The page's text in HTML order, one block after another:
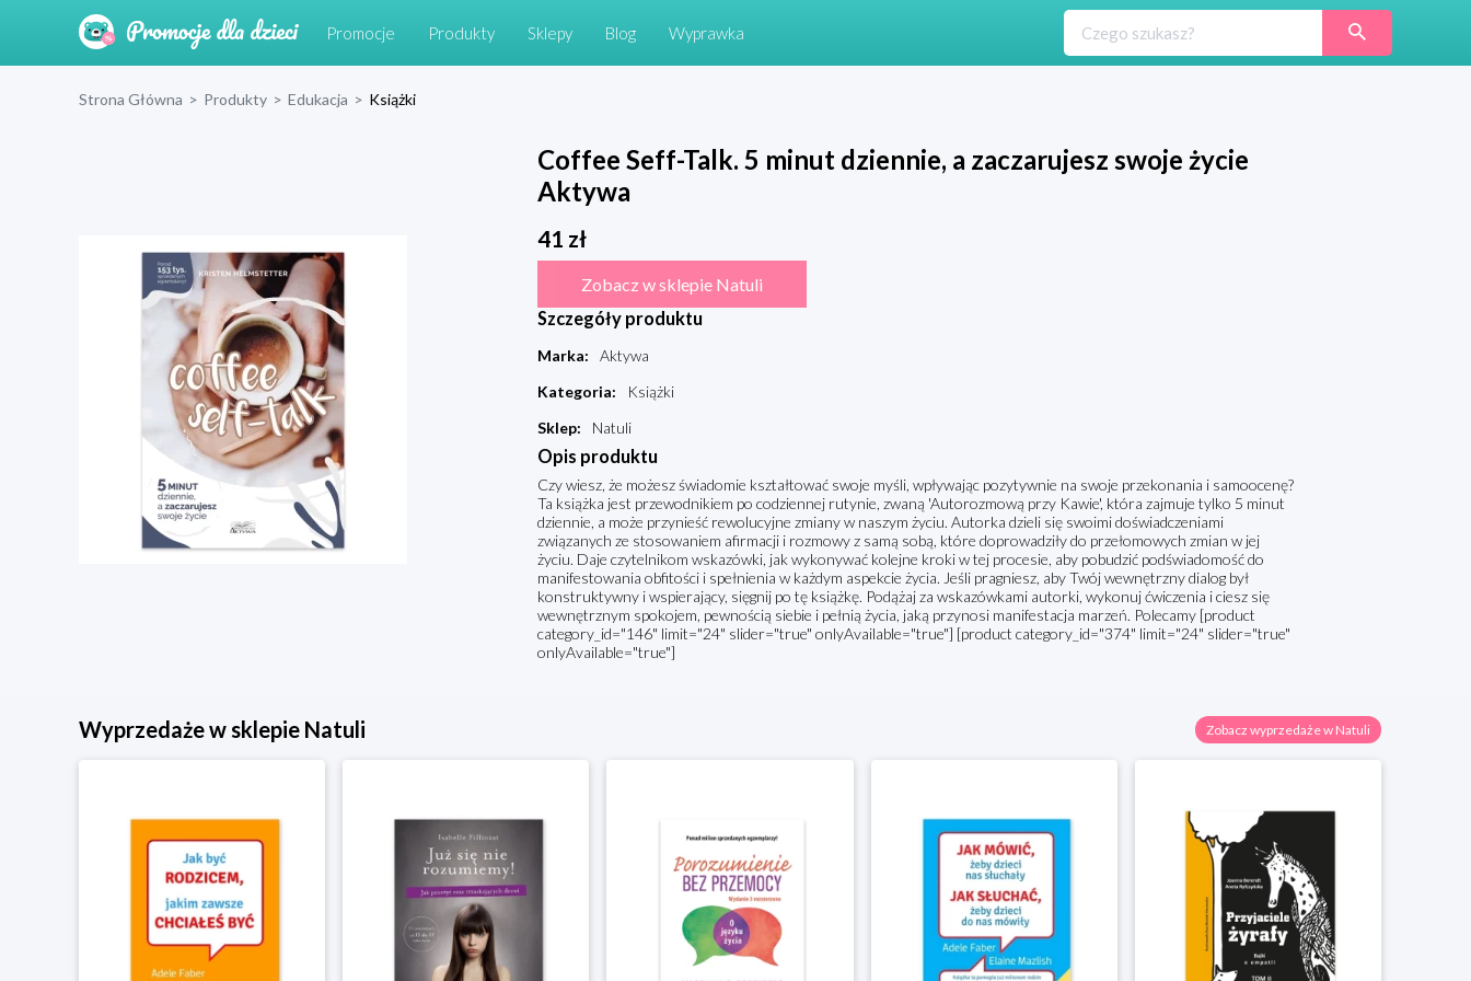
Promocje Produkty Sklepy Blog Wyprawka
Strona Główna > Produkty > Edukacja > Książki
Coffee Seff-Talk. 5 minut dziennie, a zaczarujesz swoje życie
Aktywa
41 zł
Zobacz w sklepie Natuli
Szczegóły produktu
Marka:
Aktywa
Kategoria:
Książki
Sklep: Natuli
Opis produktu
Czy wiesz, że możesz świadomie kształtować swoje myśli, wpływając pozytywnie na swoje przekonania i samoocenę?
Ta książka jest przewodnikiem po codziennej rutynie, zwaną 'Autorozmową przy Kawie', która zajmuje tylko 5 minut
dziennie, a może przynieść rewolucyjne zmiany w naszym życiu. Autorka dzieli się swoimi doświadczeniami
związanych ze stosowaniem afirmacji i rozmowy z samą sobą, które doprowadziły do przełomowych zmian w jej
życiu. Daje czytelnikom wskazówki, jak wykonywać kolejne kroki w tej procesie, aby pobudzić podświadomość do
manifestowania obfitości i spełnienia w każdym aspekcie życia. Jeśli pragniesz, aby Twój wewnętrzny dialog był
konstruktywny i wspierający, sięgnij po tę książkę. Podążaj za wskazówkami autorki, wykonuj ćwiczenia i ciesz się
wewnętrznym spokojem, pewnością siebie i pełnią życia, jaką przynosi manifestacja marzeń. Polecamy [product
category_id="146" limit="24" slider="true" onlyAvailable="true"] [product category_id="374" limit="24" slider="true"
onlyAvailable="true"]
Wyprzedaże w sklepie Natuli Zobacz wyprzedaże w Natuli